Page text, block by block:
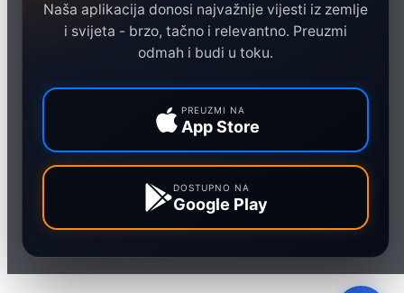
Naša aplikacija donosi najvažnije vijesti iz zemlje
i svijeta - brzo, tačno i relevantno. Preuzmi
odmah i budi u toku.
PREUZMI NA
App Store
DOSTUPNO NA
Google Play
Ekonomija